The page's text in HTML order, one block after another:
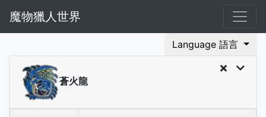
魔物獵人世界
Language 語言
蒼火龍